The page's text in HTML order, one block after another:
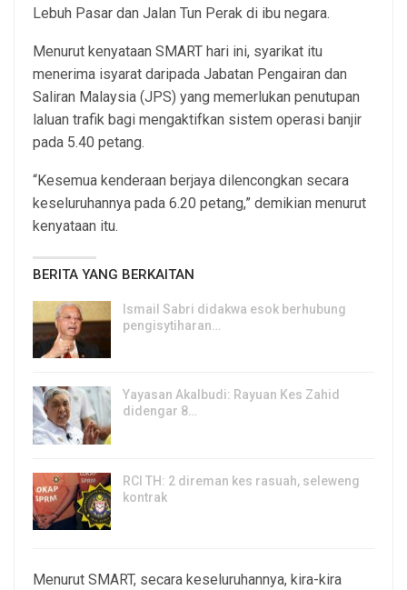
Lebuh Pasar dan Jalan Tun Perak di ibu negara.
Menurut kenyataan SMART hari ini, syarikat itu
menerima isyarat daripada Jabatan Pengairan dan
Saliran Malaysia (JPS) yang memerlukan penutupan
laluan trafik bagi mengaktifkan sistem operasi banjir
pada 5.40 petang.
“Kesemua kenderaan berjaya dilencongkan secara
keseluruhannya pada 6.20 petang,” demikian menurut
kenyataan itu.
BERITA YANG BERKAITAN
Ismail Sabri didakwa esok berhubung
pengisytiharan…
Yayasan Akalbudi: Rayuan Kes Zahid
didengar 8…
RCI TH: 2 direman kes rasuah, seleweng
kontrak
Menurut SMART, secara keseluruhannya, kira-kira